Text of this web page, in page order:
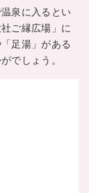
泉に入るとい
ご縁広場」に
足湯」がある
でしょう。